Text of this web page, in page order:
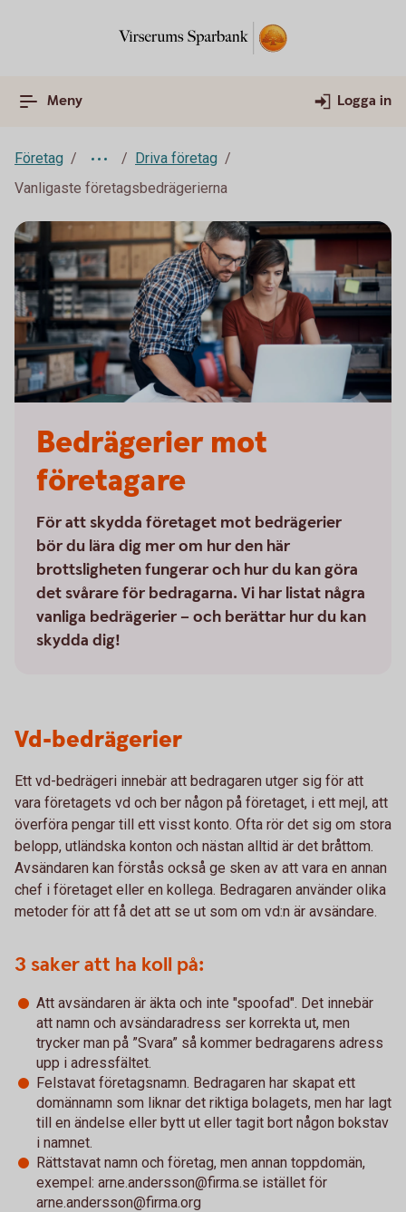
Meny Logga in
Företag
Driva företag
Vanligaste företagsbedrägerierna
Bedrägerier mot
företagare
För att skydda företaget mot bedrägerier
bör du lära dig mer om hur den här
brottsligheten fungerar och hur du kan göra
det svårare för bedragarna. Vi har listat några
vanliga bedrägerier – och berättar hur du kan
skydda dig!
Vd-bedrägerier
Ett vd-bedrägeri innebär att bedragaren utger sig för att
vara företagets vd och ber någon på företaget, i ett mejl, att
överföra pengar till ett visst konto. Ofta rör det sig om stora
belopp, utländska konton och nästan alltid är det bråttom.
Avsändaren kan förstås också ge sken av att vara en annan
chef i företaget eller en kollega. Bedragaren använder olika
metoder för att få det att se ut som om vd:n är avsändare.
3 saker att ha koll på:
Att avsändaren är äkta och inte "spoofad". Det innebär
att namn och avsändaradress ser korrekta ut, men
trycker man på ”Svara” så kommer bedragarens adress
upp i adressfältet.
Felstavat företagsnamn. Bedragaren har skapat ett
domännamn som liknar det riktiga bolagets, men har lagt
till en ändelse eller bytt ut eller tagit bort någon bokstav
i namnet.
Rättstavat namn och företag, men annan toppdomän,
exempel: arne.andersson@firma.se istället för
arne.andersson@firma.org